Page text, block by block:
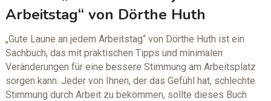
Arbeitstag“ von Dörthe Huth
„Gute Laune an jedem Arbeitstag“ von Dörthe Huth ist ein
Sachbuch, das mit praktischen Tipps und minimalen
Veränderungen für eine bessere Stimmung am Arbeitsplatz
sorgen kann. Jeder von Ihnen, der das Gefühl hat, schlechte
Stimmung durch Arbeit zu bekommen, sollte dieses Buch